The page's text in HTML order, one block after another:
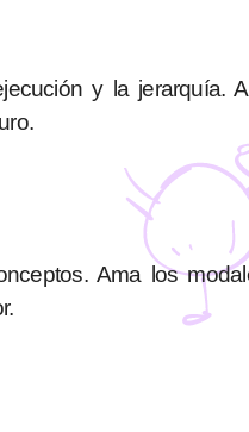
y la jerarquía.
Ama los